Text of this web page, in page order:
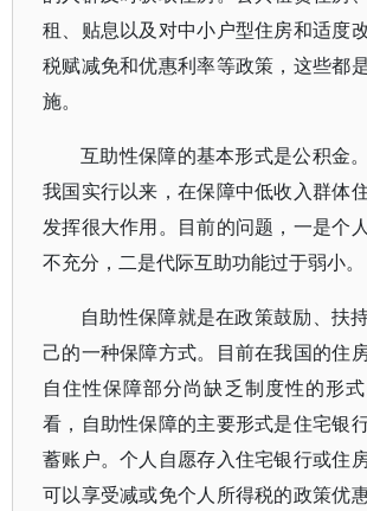
租、贴息以及对中小户型住房和适度
税赋减免和优惠利率等政策，这些都
施。
互助性保障的基本形式是公积金
我国实行以来，在保障中低收入群体
发挥很大作用。目前的问题，一是个
不充分，二是代际互助功能过于弱小。
自助性保障就是在政策鼓励、扶
己的一种保障方式。目前在我国的住
自住性保障部分尚缺乏制度性的形
看，自助性保障的主要形式是住宅银
蓄账户。个人自愿存入住宅银行或住
可以享受减或免个人所得税的政策优